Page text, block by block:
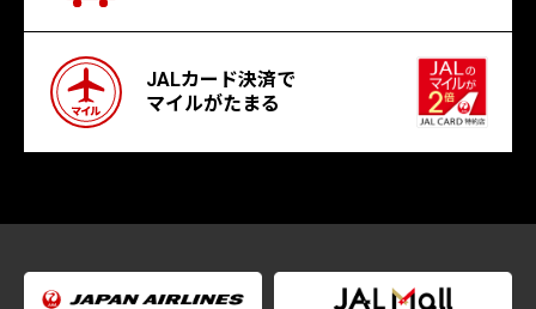
JALカード決済で
マイルがたまる